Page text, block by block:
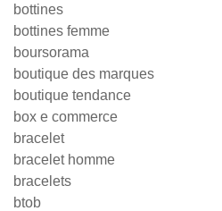
bottines
bottines femme
boursorama
boutique des marques
boutique tendance
box e commerce
bracelet
bracelet homme
bracelets
btob